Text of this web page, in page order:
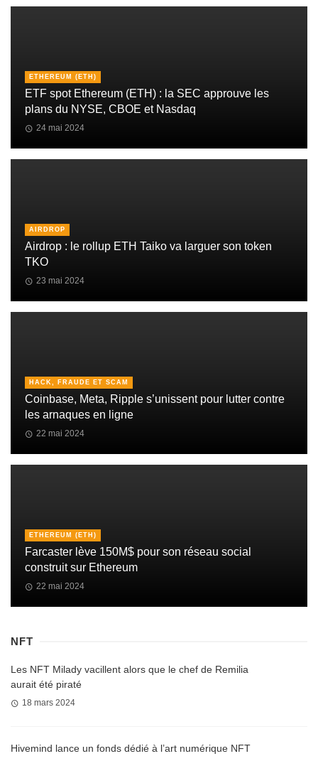
ETHEREUM (ETH)
ETF spot Ethereum (ETH) : la SEC approuve les
plans du NYSE, CBOE et Nasdaq
24 mai 2024
AIRDROP
Airdrop : le rollup ETH Taiko va larguer son token
TKO
23 mai 2024
HACK, FRAUDE ET SCAM
Coinbase, Meta, Ripple s’unissent pour lutter contre
les arnaques en ligne
22 mai 2024
ETHEREUM (ETH)
Farcaster lève 150M$ pour son réseau social
construit sur Ethereum
22 mai 2024
NFT
Les NFT Milady vacillent alors que le chef de Remilia
aurait été piraté
18 mars 2024
Hivemind lance un fonds dédié à l’art numérique NFT